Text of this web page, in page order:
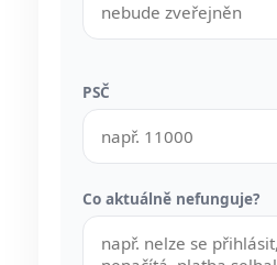
PSČ
Co aktuálně nefunguje?